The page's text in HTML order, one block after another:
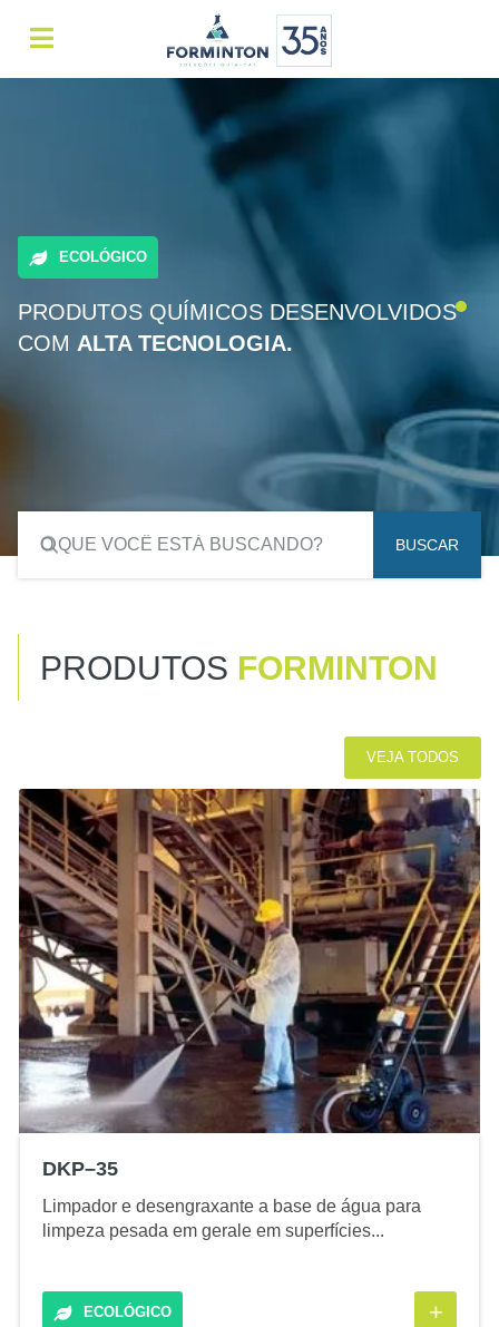
ECOLÓGICO
PRODUTOS QUÍMICOS DESENVOLVIDOS
COM ALTA TECNOLOGIA.
BUSCAR
PRODUTOS FORMINTON
VEJA TODOS
DKP–35
Limpador e desengraxante a base de água para
limpeza pesada em gerale em superfícies...
ECOLÓGICO +